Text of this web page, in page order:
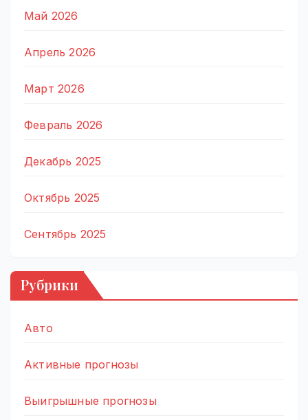
Май 2026
Апрель 2026
Март 2026
Февраль 2026
Декабрь 2025
Октябрь 2025
Сентябрь 2025
Рубрики
Авто
Активные прогнозы
Выигрышные прогнозы